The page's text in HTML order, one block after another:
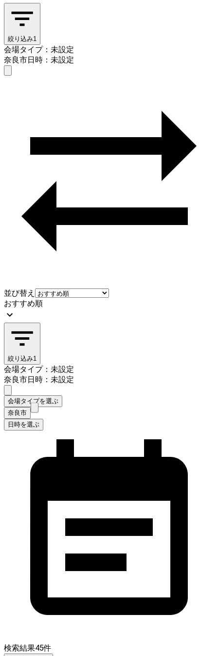
絞り込み1
会場タイプ：未設定
奈良市日時：未設定
並び替え
おすすめ順
絞り込み1
会場タイプ：未設定
奈良市日時：未設定
会場タイプを選ぶ
奈良市
日時を選ぶ
検索結果45件